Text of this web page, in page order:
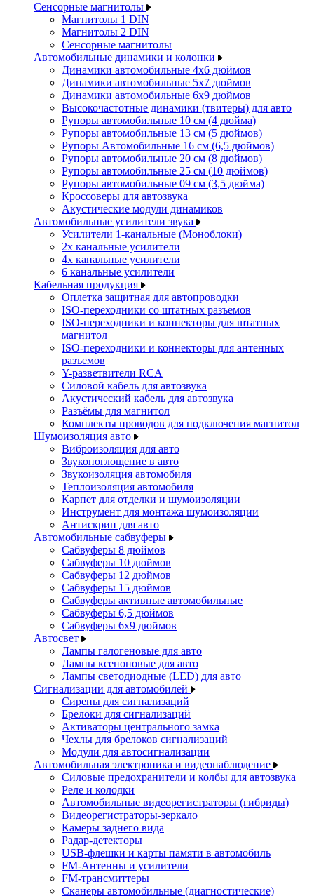
Сенсорные магнитолы
Магнитолы 1 DIN
Магнитолы 2 DIN
Сенсорные магнитолы
Автомобильные динамики и колонки
Динамики автомобильные 4x6 дюймов
Динамики автомобильные 5x7 дюймов
Динамики автомобильные 6x9 дюймов
Высокочастотные динамики (твитеры) для авто
Рупоры автомобильные 10 см (4 дюйма)
Рупоры автомобильные 13 см (5 дюймов)
Рупоры Автомобильные 16 см (6,5 дюймов)
Рупоры автомобильные 20 см (8 дюймов)
Рупоры автомобильные 25 см (10 дюймов)
Рупоры автомобильные 09 см (3,5 дюйма)
Кроссоверы для автозвука
Акустические модули динамиков
Автомобильные усилители звука
Усилители 1-канальные (Моноблоки)
2х канальные усилители
4х канальные усилители
6 канальные усилители
Кабельная продукция
Оплетка защитная для автопроводки
ISO-переходники со штатных разъемов
ISO-переходники и коннекторы для штатных
магнитол
ISO-переходники и коннекторы для антенных
разъемов
Y-разветвители RCA
Силовой кабель для автозвука
Акустический кабель для автозвука
Разъёмы для магнитол
Комплекты проводов для подключения магнитол
Шумоизоляция авто
Виброизоляция для авто
Звукопоглощение в авто
Звукоизоляция автомобиля
Теплоизоляция автомобиля
Карпет для отделки и шумоизоляции
Инструмент для монтажа шумоизоляции
Антискрип для авто
Автомобильные сабвуферы
Сабвуферы 8 дюймов
Сабвуферы 10 дюймов
Сабвуферы 12 дюймов
Сабвуферы 15 дюймов
Сабвуферы активные автомобильные
Сабвуферы 6,5 дюймов
Сабвуферы 6x9 дюймов
Автосвет
Лампы галогеновые для авто
Лампы ксеноновые для авто
Лампы светодиодные (LED) для авто
Сигнализации для автомобилей
Сирены для сигнализаций
Брелоки для сигнализаций
Активаторы центрального замка
Чехлы для брелоков сигнализаций
Модули для автосигнализации
Автомобильная электроника и видеонаблюдение
Силовые предохранители и колбы для автозвука
Реле и колодки
Автомобильные видеорегистраторы (гибриды)
Видеорегистраторы-зеркало
Камеры заднего вида
Радар-детекторы
USB-флешки и карты памяти в автомобиль
FM-Антенны и усилители
FM-трансмиттеры
Сканеры автомобильные (диагностические)